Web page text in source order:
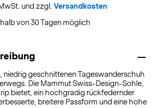
und zzgl. Versandkosten
von 30 Tagen möglich
niedrig geschnittenen Tageswanderschuh
Die Mammut Swiss-Design-Sohle,
bietet, ein hochgradig rückfedernder
breitere Passform und eine hohe